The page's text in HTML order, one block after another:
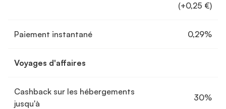
(+0,25 €)
Paiement instantané 0,29%
Voyages d'affaires
Cashback sur les hébergements
jusqu'à
30%